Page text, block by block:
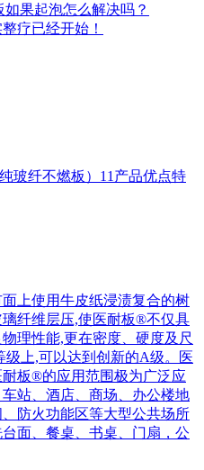
果起泡怎么解决吗？
疗已经开始！
玻纤不燃板）11产品优点特
上使用牛皮纸浸渍复合的树
纤维层压,使医耐板®不仅具
理性能,更在密度、硬度及尺
级上,可以达到创新的A级。医
板®的应用范围极为广泛应
站、酒店、商场、办公楼地
防火功能区等大型公共场所
面、餐桌、书桌、门扇，公